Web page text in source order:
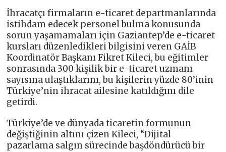
İhracatçı firmaların e-ticaret departmanlarında
istihdam edecek personel bulma konusunda
sorun yaşamamaları için Gaziantep’de e-ticaret
kursları düzenledikleri bilgisini veren GAİB
Koordinatör Başkanı Fikret Kileci, bu eğitimler
sonrasında 300 kişilik bir e-ticaret uzmanı
sayısına ulaştıklarını, bu kişilerin yüzde 80’inin
Türkiye’nin ihracat ailesine katıldığını dile
getirdi.
Türkiye’de ve dünyada ticaretin formunun
değiştiğinin altını çizen Kileci, “Dijital
pazarlama salgın sürecinde başdöndürücü bir